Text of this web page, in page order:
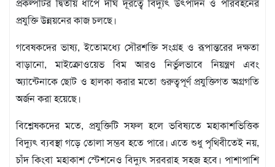
প্রকল্পটির দ্বিতীয় ধাপে দীর্ঘ দূরত্বে বিদ্যুৎ উৎপাদন ও পরিবহনের
প্রযুক্তি উন্নয়নের কাজ চলছে।
গবেষকদের ভাষ্য, ইতোমধ্যে সৌরশক্তি সংগ্রহ ও রূপান্তরের দক্ষতা
বাড়ানো, মাইক্রোওয়েভ বিম আরও নির্ভুলভাবে নিয়ন্ত্রণ এবং
অ্যান্টেনাকে ছোট ও হালকা করার মতো গুরুত্বপূর্ণ প্রযুক্তিগত অগ্রগতি
অর্জন করা হয়েছে।
বিশ্লেষকদের মতে, প্রযুক্তিটি সফল হলে ভবিষ্যতে মহাকাশভিত্তিক
বিদ্যুৎ ব্যবস্থা গড়ে তোলা সম্ভব হতে পারে। এতে শুধু পৃথিবীতেই নয়,
চাঁদ কিংবা মহাকাশ স্টেশনেও বিদ্যুৎ সরবরাহ সহজ হবে। পাশাপাশি